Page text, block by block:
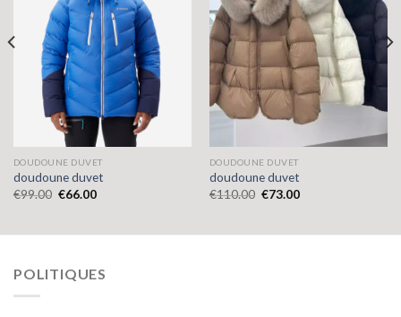
DOUDOUNE DUVET
doudoune duvet
€99.00 €66.00
DOUDOUNE DUVET
doudoune duvet
€110.00 €73.00
POLITIQUES